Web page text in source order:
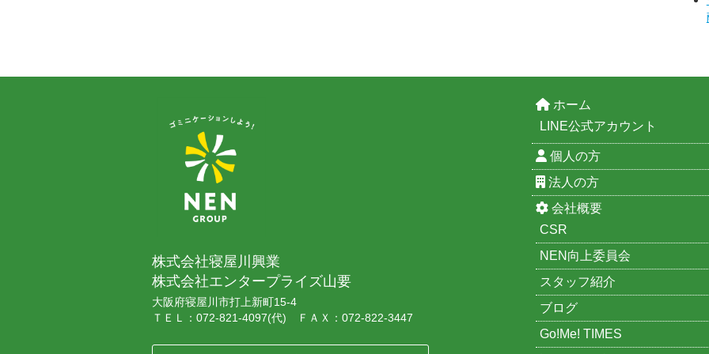
株式会社寝屋川興業
株式会社エンタープライズ山要
大阪府寝屋川市打上新町15-4
ＴＥＬ：072-821-4097(代) ＦＡＸ：072-822-3447
ホーム
LINE公式アカウント
個人の方
法人の方
会社概要
CSR
NEN向上委員会
スタッフ紹介
ブログ
Go!Me! TIMES